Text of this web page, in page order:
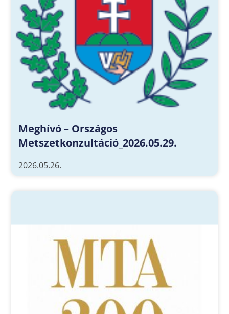
Meghívó – Országos
Metszetkonzultáció_2026.05.29.
2026.05.26.